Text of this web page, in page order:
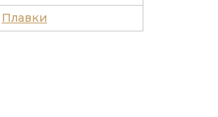
Плавки